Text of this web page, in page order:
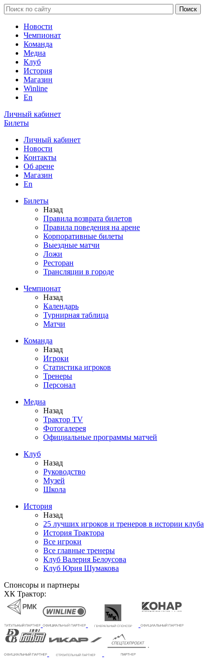
Новости
Чемпионат
Команда
Медиа
Клуб
История
Магазин
Winline
En
Личный кабинет
Билеты
Личный кабинет
Новости
Контакты
Об арене
Магазин
En
Билеты
Назад
Правила возврата билетов
Правила поведения на арене
Корпоративные билеты
Выездные матчи
Ложи
Ресторан
Трансляции в городе
Чемпионат
Назад
Календарь
Турнирная таблица
Матчи
Команда
Назад
Игроки
Статистика игроков
Тренеры
Персонал
Медиа
Назад
Трактор TV
Фотогалерея
Официальные программы матчей
Клуб
Назад
Руководство
Музей
Школа
История
Назад
25 лучших игроков и тренеров в истории клуба
История Трактора
Все игроки
Все главные тренеры
Клуб Валерия Белоусова
Клуб Юрия Шумакова
Спонсоры и партнеры
ХК Трактор: